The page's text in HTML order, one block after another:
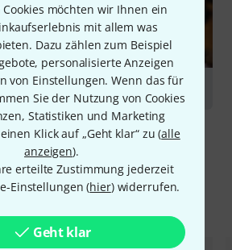
möchten wir Ihnen ein
mit allem was
Dazu zählen zum Beispiel
personalisierte Anzeigen
von Einstellungen. Wenn das für
Sie der Nutzung von Cookies
Statistiken und Marketing
Klick auf „Geht klar“ zu (alle
anzeigen).
erteilte Zustimmung jederzeit
Einstellungen (hier) widerrufen.
Geht klar
vergleichen